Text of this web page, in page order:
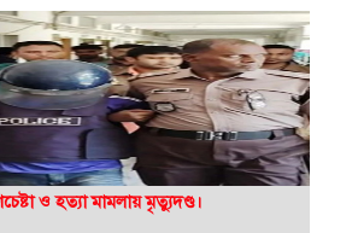
ও হত্যা মামলায় মৃত্যুদণ্ড।